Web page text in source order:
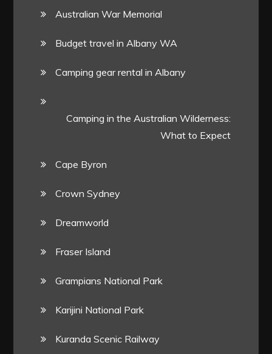
Australian War Memorial
Budget travel in Albany WA
Camping gear rental in Albany
Camping in the Australian Wilderness:
What to Expect
Cape Byron
Crown Sydney
Dreamworld
Fraser Island
Grampians National Park
Karijini National Park
Kuranda Scenic Railway